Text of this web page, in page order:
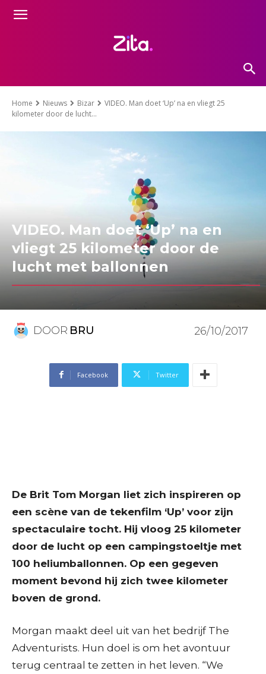
Home Nieuws Bizar
VIDEO. Man doet ‘Up’ na en vliegt 25
kilometer door de lucht...
VIDEO. Man doet ‘Up’ na en
vliegt 25 kilometer door de
lucht met ballonnen
DOOR BRU 26/10/2017
Facebook Twitter
De Brit Tom Morgan liet zich inspireren op
een scène van de tekenfilm ‘Up’ voor zijn
spectaculaire tocht. Hij vloog 25 kilometer
door de lucht op een campingstoeltje met
100 heliumballonnen. Op een gegeven
moment bevond hij zich twee kilometer
boven de grond.
Morgan maakt deel uit van het bedrijf The
Adventurists. Hun doel is om het avontuur
terug centraal te zetten in het leven. “We